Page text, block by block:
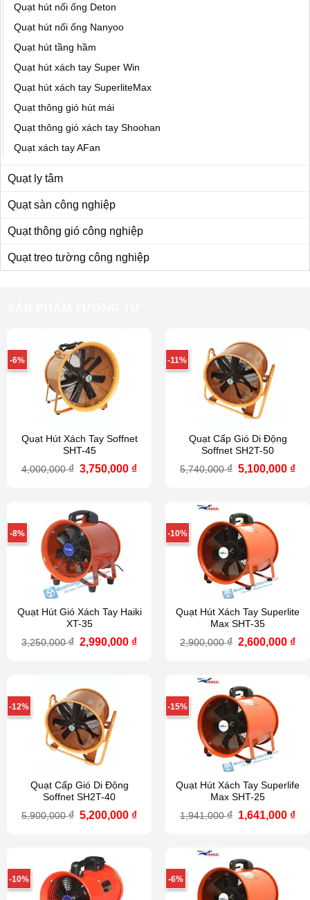
Quạt hút nối ống Deton
Quạt hút nối ống Nanyoo
Quạt hút tầng hầm
Quạt hút xách tay Super Win
Quạt hút xách tay SuperliteMax
Quạt thông gió hút mái
Quạt thông gió xách tay Shoohan
Quạt xách tay AFan
Quạt ly tâm
Quạt sàn công nghiệp
Quạt thông gió công nghiệp
Quạt treo tường công nghiệp
-6%
Quạt Hút Xách Tay Soffnet
SHT-45
4,000,000₫ Giá
3,750,000 ₫Giá
-11%
Quạt Cấp Gió Di Động
Soffnet SH2T-50
5,740,000₫ Giá
5,100,000 ₫
-8%
Quạt Hút Gió Xách Tay Haiki
XT-35
3,250,000₫ Giá
2,990,000 ₫Giá
-10%
Quạt Hút Xách Tay Superlite
Max SHT-35
2,900,000₫ Giá
2,600,000 ₫
-12%
Quạt Cấp Gió Di Động
Soffnet SH2T-40
5,900,000₫ Giá
5,200,000 ₫Giá
-15%
Quạt Hút Xách Tay Superlife
Max SHT-25
1,941,000₫ Giá
1,641,000 ₫
-10% -6%